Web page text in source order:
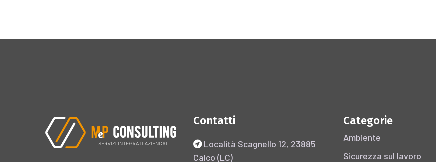
Contatti
Località Scagnello 12, 23885
Calco (LC)
Categorie
Ambiente
Sicurezza sul lavoro